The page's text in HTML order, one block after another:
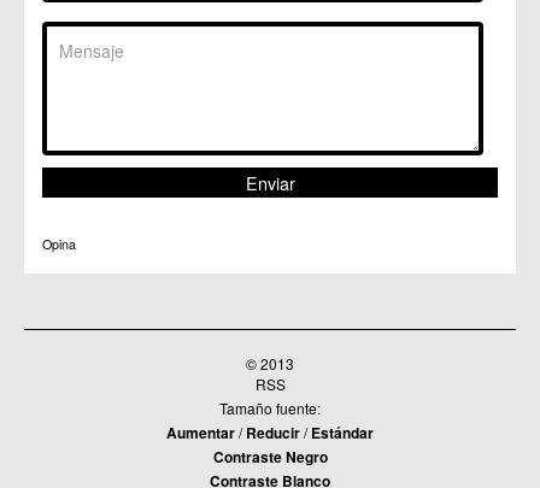
Opina
© 2013
RSS
Tamaño fuente:
Aumentar/Reducir/Estándar
Contraste Negro
Contraste Blanco